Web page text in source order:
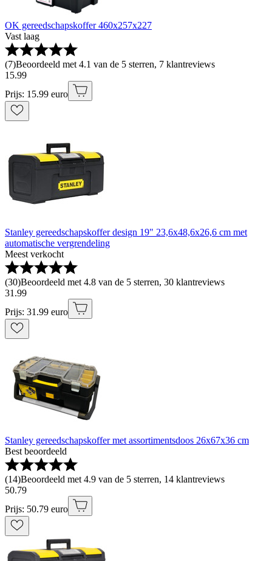
OK gereedschapskoffer 460x257x227
Vast laag
(7)Beoordeeld met 4.1 van de 5 sterren, 7 klantreviews
15.99
Prijs: 15.99 euro
Stanley gereedschapskoffer design 19" 23,6x48,6x26,6 cm met
automatische vergrendeling
Meest verkocht
(30)Beoordeeld met 4.8 van de 5 sterren, 30 klantreviews
31 .99
Prijs: 31.99 euro
Stanley gereedschapskoffer met assortimentsdoos 26x67x36 cm
Best beoordeeld
(14)Beoordeeld met 4.9 van de 5 sterren, 14 klantreviews
50.79
Prijs: 50.79 euro